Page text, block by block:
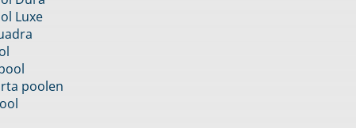
Luxe
poolen